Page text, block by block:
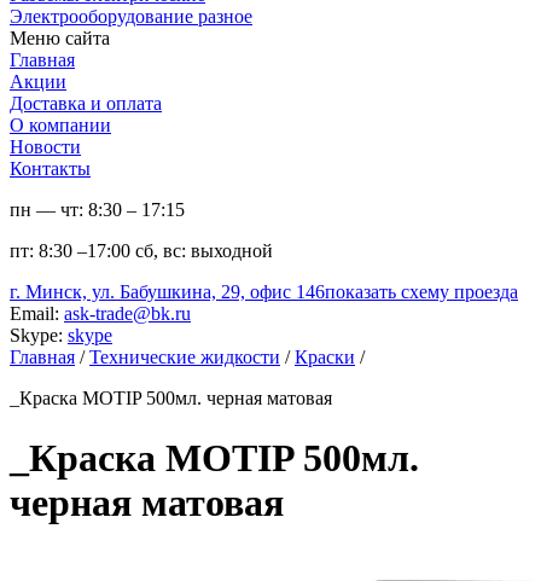
Электрооборудование разное
Меню сайта
Главная
Акции
Доставка и оплата
О компании
Новости
Контакты
пн — чт: 8:30 – 17:15
пт: 8:30 –17:00 сб, вс: выходной
г. Минск, ул. Бабушкина, 29, офис 146показать схему проезда
Email: ask-trade@bk.ru
Skype: skype
Главная / Технические жидкости / Краски /
_Краска MOTIP 500мл. черная матовая
_Краска MOTIP 500мл.
черная матовая